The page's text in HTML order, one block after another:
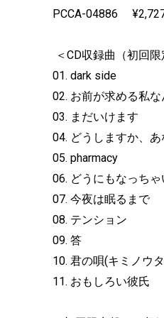
PCCA-04886
＜CD収録曲（初回
01. dark side
02. お前が求める私
03. まだいけます
04. どうしますか、あ
05. pharmacy
06. どうにもなっち
07. 今夜は眠るまで
08. テンション
09. 答
10. 君の唄(キミノウ
11. おもしろい彼氏